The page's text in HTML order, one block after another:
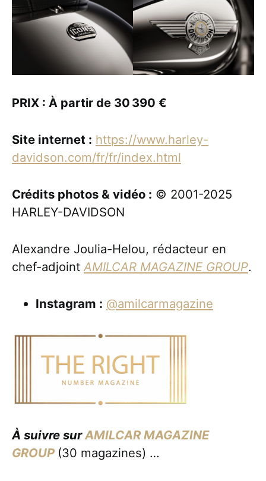
PRIX : À partir de 30 390 €
Site internet : https://www.harley-
davidson.com/fr/fr/index.html
Crédits photos & vidéo : © 2001-2025
HARLEY-DAVIDSON
Alexandre Joulia-Helou, rédacteur en
chef-adjoint AMILCAR MAGAZINE GROUP.
Instagram : @amilcarmagazine
À suivre surAMILCAR MAGAZINE
GROUP (30 magazines) …